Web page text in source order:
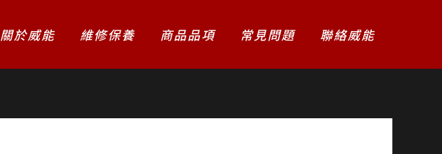
關於威能 維修保養 商品品項 常見問題 聯絡威能